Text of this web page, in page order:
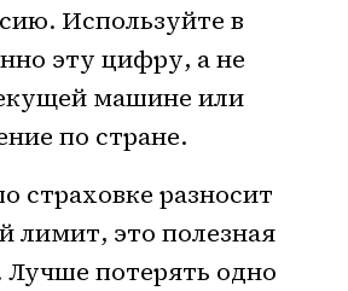
Используйте в
эту цифру, а не
машине или
по стране.
страховке разносит
лимит, это полезная
потерять одно